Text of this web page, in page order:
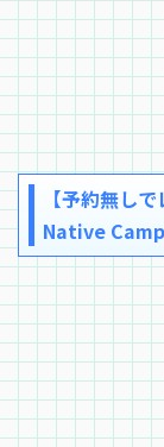
【予約無し
Native Camp